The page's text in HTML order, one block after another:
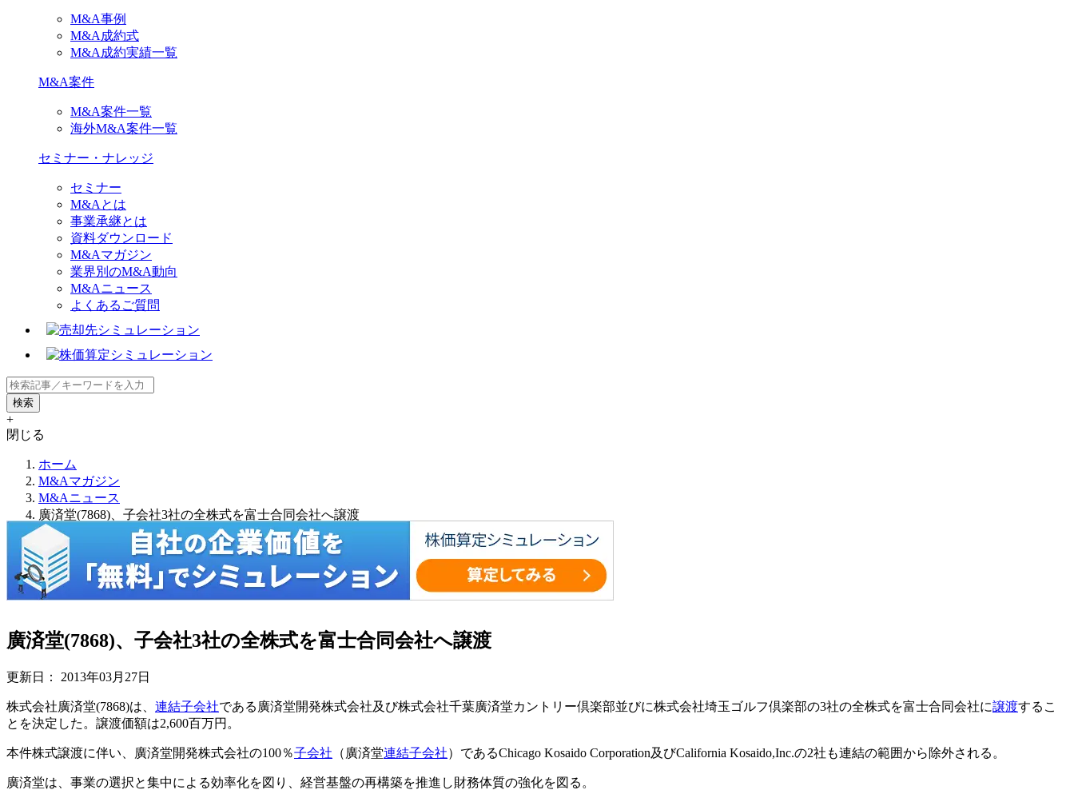
M&A事例
M&A成約式
M&A成約実績一覧
M&A案件
M&A案件一覧
海外M&A案件一覧
セミナー・ナレッジ
セミナー
M&Aとは
事業承継とは
資料ダウンロード
M&Aマガジン
業界別のM&A動向
M&Aニュース
よくあるご質問
+
閉じる
ホーム
M&Aマガジン
M&Aニュース
廣済堂(7868)、子会社3社の全株式を富士合同会社へ譲渡
廣済堂(7868)、子会社3社の全株式を富士合同会社へ譲渡
更新日： 2013年03月27日
株式会社廣済堂(7868)は、 連結子会社である廣済堂開発株式会社及び株式会社千葉廣済堂カントリー倶楽部並びに株式会社埼玉ゴルフ倶楽部の3社の全株式を富士合同会社に譲渡するこ
とを決定した。譲渡価額は2,600百万円。
本件株式譲渡に伴い、廣済堂開発株式会社の100％子会社 （廣済堂連結子会社）であるChicago Kosaido Corporation及びCalifornia Kosaido,Inc.の2社も連結の範囲から除外される。
廣済堂は、事業の選択と集中による効率化を図り、経営基盤の再構築を推進し財務体質の強化を図る。